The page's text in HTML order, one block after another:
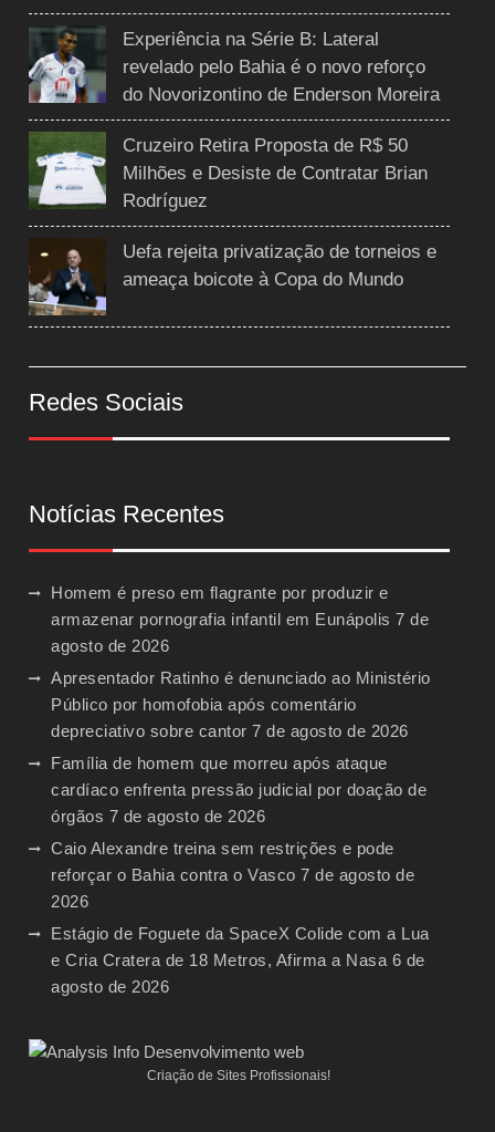
Experiência na Série B: Lateral
revelado pelo Bahia é o novo reforço
do Novorizontino de Enderson Moreira
Cruzeiro Retira Proposta de R$ 50
Milhões e Desiste de Contratar Brian
Rodríguez
Uefa rejeita privatização de torneios e
ameaça boicote à Copa do Mundo
Redes Sociais
Notícias Recentes
Homem é preso em flagrante por produzir e
armazenar pornografia infantil em Eunápolis 7 de
agosto de 2026
Apresentador Ratinho é denunciado ao Ministério
Público por homofobia após comentário
depreciativo sobre cantor 7 de agosto de 2026
Família de homem que morreu após ataque
cardíaco enfrenta pressão judicial por doação de
órgãos 7 de agosto de 2026
Caio Alexandre treina sem restrições e pode
reforçar o Bahia contra o Vasco 7 de agosto de
2026
Estágio de Foguete da SpaceX Colide com a Lua
e Cria Cratera de 18 Metros, Afirma a Nasa 6 de
agosto de 2026
Criação de Sites Profissionais!